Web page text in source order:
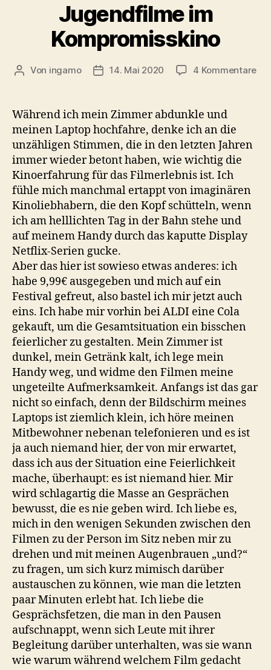
n
Jugendfilme im
Kompromisskino
Beitragsautor
Von ingamo Veröffentlichungsdatum
14. Mai 2020 4 Kommentarezu
Während ich mein Zimmer abdunkle und
meinen Laptop hochfahre, denke ich an die
unzähligen Stimmen, die in den letzten Jahren
immer wieder betont haben, wie wichtig die
Kinoerfahrung für das Filmerlebnis ist. Ich
fühle mich manchmal ertappt von imaginären
Kinoliebhabern, die den Kopf schütteln, wenn
ich am helllichten Tag in der Bahn stehe und
auf meinem Handy durch das kaputte Display
Netflix-Serien gucke.
Aber das hier ist sowieso etwas anderes: ich
habe 9,99€ ausgegeben und mich auf ein
Festival gefreut, also bastel ich mir jetzt auch
eins. Ich habe mir vorhin bei ALDI eine Cola
gekauft, um die Gesamtsituation ein bisschen
feierlicher zu gestalten. Mein Zimmer ist
dunkel, mein Getränk kalt, ich lege mein
Handy weg, und widme den Filmen meine
ungeteilte Aufmerksamkeit. Anfangs ist das gar
nicht so einfach, denn der Bildschirm meines
Laptops ist ziemlich klein, ich höre meinen
Mitbewohner nebenan telefonieren und es ist
ja auch niemand hier, der von mir erwartet,
dass ich aus der Situation eine Feierlichkeit
mache, überhaupt: es ist niemand hier. Mir
wird schlagartig die Masse an Gesprächen
bewusst, die es nie geben wird. Ich liebe es,
mich in den wenigen Sekunden zwischen den
Filmen zu der Person im Sitz neben mir zu
drehen und mit meinen Augenbrauen „und?“
zu fragen, um sich kurz mimisch darüber
austauschen zu können, wie man die letzten
paar Minuten erlebt hat. Ich liebe die
Gesprächsfetzen, die man in den Pausen
aufschnappt, wenn sich Leute mit ihrer
Begleitung darüber unterhalten, was sie wann
wie warum während welchem Film gedacht